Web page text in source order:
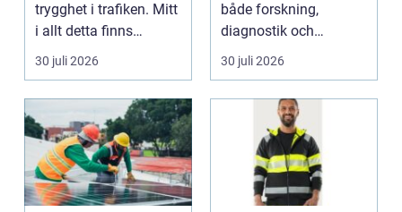
trygghet i trafiken. Mitt
i allt detta finns
riskutbild...
30 juli 2026
både forskning,
diagnostik och
veterinärmedicin. När
blod...
30 juli 2026